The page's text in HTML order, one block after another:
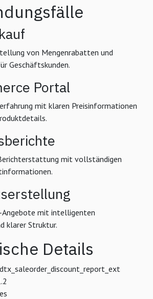
von Mengenrabatten und
Geschäftskunden.
Portal
mit klaren Preisinformationen
mit vollständigen
mit intelligenten
klarer Struktur.
Details
dtx_saleorder_discount_report_ext